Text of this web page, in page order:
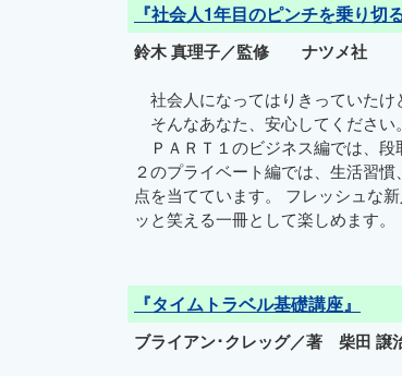
『社会人1年目のピンチを乗り切
鈴木 真理子／監修 ナツメ社
社会人になってはりきっていたけ
そんなあなた、安心してください
ＰＡＲＴ１のビジネス編では、段
２のプライベート編では、生活習
点を当てています。 フレッシュな
ッと笑える一冊として楽しめます。
『タイムトラベル基礎講座』
ブライアン･クレッグ／著 柴田